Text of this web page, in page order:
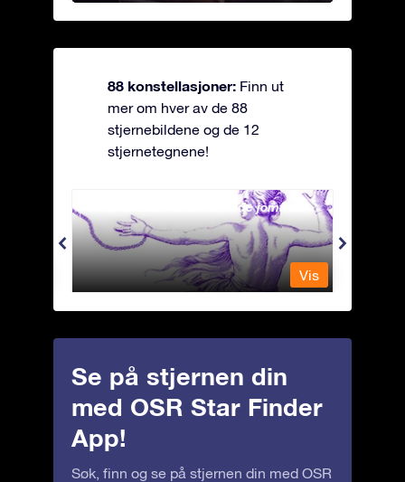
88 konstellasjoner: Finn ut
mer om hver av de 88
stjernebildene og de 12
stjernetegnene!
Andromeda - Den lenkede jomfrua
Vis
Se på stjernen din
med OSR Star Finder
App!
Søk, finn og se på stjernen din med OSR